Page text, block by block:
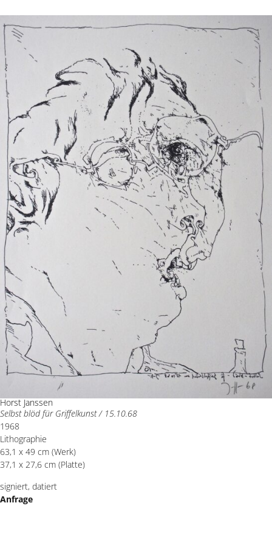
Horst Janssen
Selbst blöd für Griffelkunst / 15.10.68
1968
Lithographie
63,1 x 49 cm (Werk)
37,1 x 27,6 cm (Platte)
signiert, datiert
Anfrage